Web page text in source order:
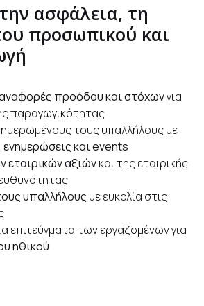
ασφάλεια, τη
προσωπικού και
προόδου και στόχωνγια
παραγωγικότητας
τους υπαλλήλους με
καιevents
εταιρικών αξιώνκαι της εταιρικής
υπαλλήλους με ευκολία στις
επιτεύγματα των εργαζομένων για
ηθικού